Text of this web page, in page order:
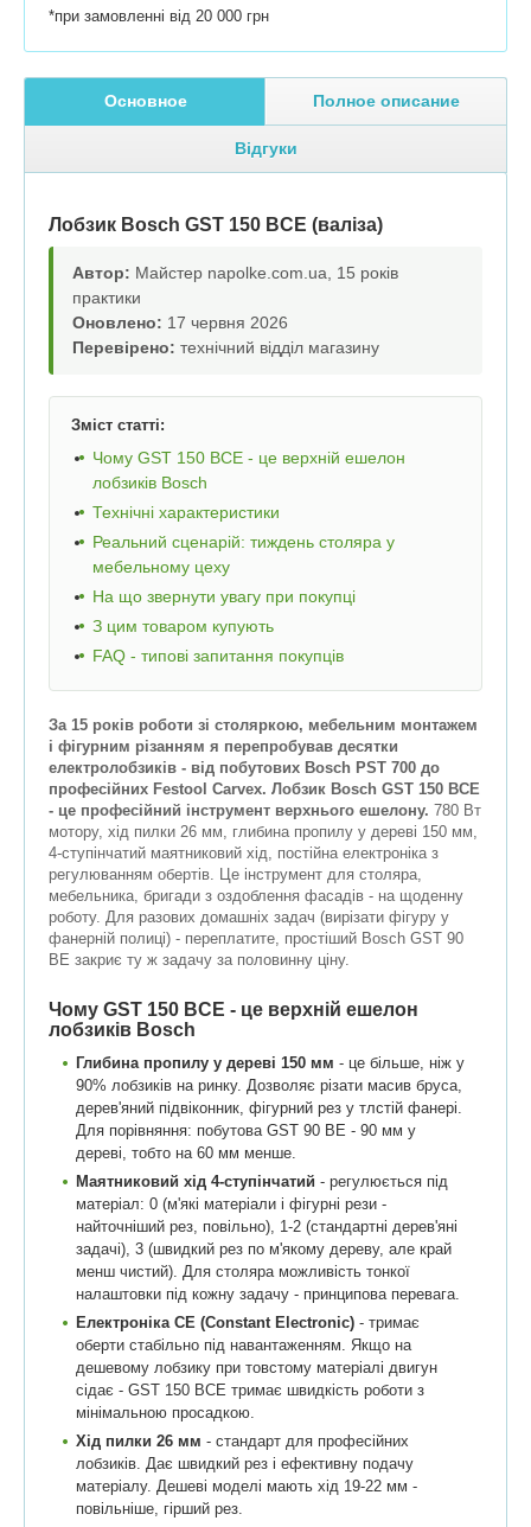
*при замовленні від 20 000 грн
Основное Полное описание
Відгуки
Лобзик Bosch GST 150 BCE (валіза)
Автор: Майстер napolke.com.ua, 15 років
практики
Оновлено: 17 червня 2026
Перевірено: технічний відділ магазину
Зміст статті:
Чому GST 150 BCE - це верхній ешелон
лобзиків Bosch
Технічні характеристики
Реальний сценарій: тиждень столяра у
мебельному цеху
На що звернути увагу при покупці
З цим товаром купують
FAQ - типові запитання покупців
За 15 років роботи зі столяркою, мебельним монтажем
і фігурним різанням я перепробував десятки
електролобзиків - від побутових Bosch PST 700 до
професійних Festool Carvex. Лобзик Bosch GST 150 BCE
- це професійний інструмент верхнього ешелону. 780 Вт
мотору, хід пилки 26 мм, глибина пропилу у дереві 150 мм,
4-ступінчатий маятниковий хід, постійна електроніка з
регулюванням обертів. Це інструмент для столяра,
мебельника, бригади з оздоблення фасадів - на щоденну
роботу. Для разових домашніх задач (вирізати фігуру у
фанерній полиці) - переплатите, простіший Bosch GST 90
BE закриє ту ж задачу за половинну ціну.
Чому GST 150 BCE - це верхній ешелон
лобзиків Bosch
Глибина пропилу у дереві 150 мм - це більше, ніж у
90% лобзиків на ринку. Дозволяє різати масив бруса,
дерев'яний підвіконник, фігурний рез у тлстій фанері.
Для порівняння: побутова GST 90 BE - 90 мм у
дереві, тобто на 60 мм менше.
Маятниковий хід 4-ступінчатий - регулюється під
матеріал: 0 (м'які матеріали і фігурні рези -
найточніший рез, повільно), 1-2 (стандартні дерев'яні
задачі), 3 (швидкий рез по м'якому дереву, але край
менш чистий). Для столяра можливість тонкої
налаштовки під кожну задачу - принципова перевага.
Електроніка CE (Constant Electronic) - тримає
оберти стабільно під навантаженням. Якщо на
дешевому лобзику при товстому матеріалі двигун
сідає - GST 150 BCE тримає швидкість роботи з
мінімальною просадкою.
Хід пилки 26 мм - стандарт для професійних
лобзиків. Дає швидкий рез і ефективну подачу
матеріалу. Дешеві моделі мають хід 19-22 мм -
повільніше, гірший рез.